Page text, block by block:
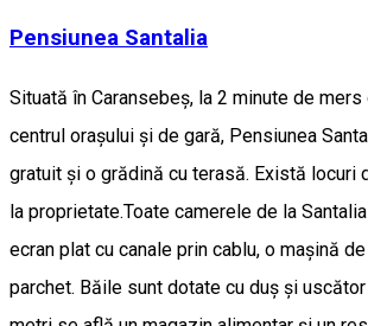
Pensiunea Santalia
Situată în Caransebeș, la 2 minute de mers
centrul orașului și de gară, Pensiunea
gratuit și o grădină cu terasă. Există locuri
la proprietate.Toate camerele de la
ecran plat cu canale prin cablu, o mașină
parchet. Băile sunt dotate cu duș și